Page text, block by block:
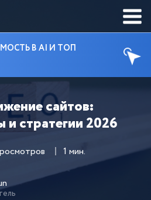
В AI И ТОП
сайтов:
стратегии 2026
1 мин.